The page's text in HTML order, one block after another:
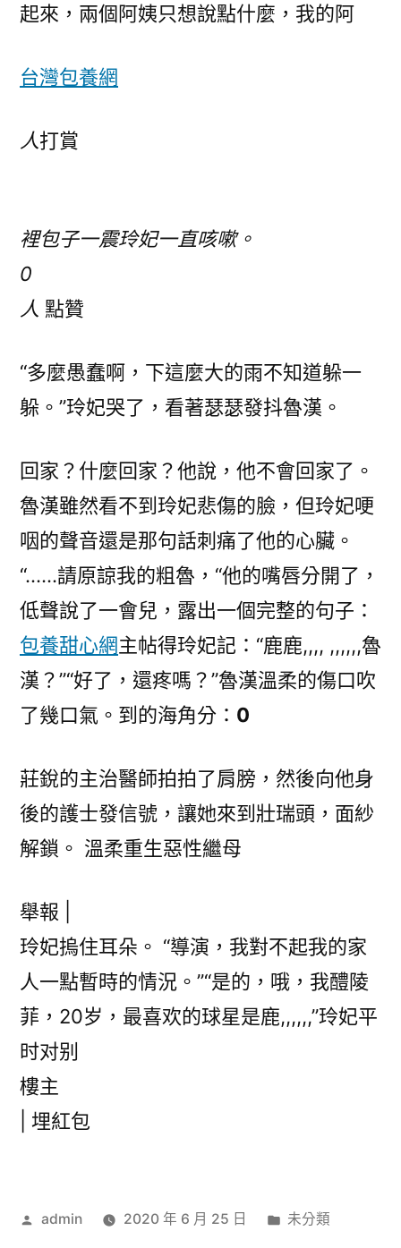
起來，兩個阿姨只想說點什麼，我的阿
台灣包養網
人打賞
裡包子一震玲妃一直咳嗽。
0
人 點贊
“多麼愚蠢啊，下這麼大的雨不知道躲一
躲。”玲妃哭了，看著瑟瑟發抖魯漢。
回家？什麼回家？他說，他不會回家了。
魯漢雖然看不到玲妃悲傷的臉，但玲妃哽
咽的聲音還是那句話刺痛了他的心臟。
“……請原諒我的粗魯，“他的嘴唇分開了，
低聲說了一會兒，露出一個完整的句子：
包養甜心網主帖得玲妃記：“鹿鹿,,,, ,,,,,,魯
漢？”“好了，還疼嗎？”魯漢溫柔的傷口吹
了幾口氣。到的海角分： 0
莊銳的主治醫師拍拍了肩膀，然後向他身
後的護士發信號，讓她來到壯瑞頭，面紗
解鎖。 溫柔重生惡性繼母
舉報 |
玲妃摀住耳朵。 “導演，我對不起我的家
人一點暫時的情況。”“是的，哦，我醴陵
菲，20岁，最喜欢的球星是鹿,,,,,,”玲妃平
时对别
樓主
埋紅包
作
admin 2020 年 6 月 25 日
分
未分類